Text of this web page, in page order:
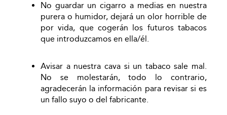
No guardar un cigarro a medias en nuestra
purera o humidor, dejará un olor horrible de
por vida, que cogerán los futuros tabacos
que introduzcamos en ella/él.
Avisar a nuestra cava si un tabaco sale mal.
No se molestarán, todo lo contrario,
agradecerán la información para revisar si es
un fallo suyo o del fabricante.